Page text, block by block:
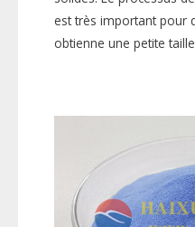
est très important pour
obtienne une petite